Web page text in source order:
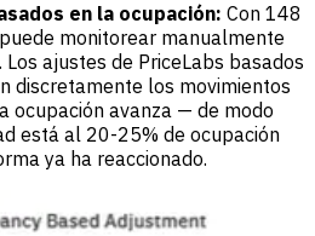
en la ocupación: Con 148
monitorear manualmente
ajustes de PriceLabs basados
discretamente los movimientos
ocupación avanza — de modo
está al 20-25% de ocupación
ya ha reaccionado.